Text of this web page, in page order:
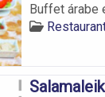
Buffet árabe